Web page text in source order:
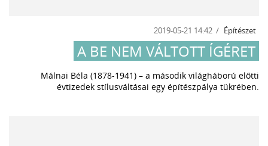
2019-05-21 14:42 Építészet
A BE NEM VÁLTOTT ÍGÉRET
Málnai Béla (1878-1941) – a második világháború előtti
évtizedek stílusváltásai egy építészpálya tükrében.